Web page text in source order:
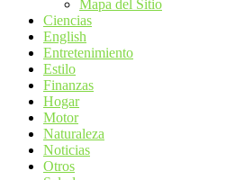
Mapa del Sitio
Ciencias
English
Entretenimiento
Estilo
Finanzas
Hogar
Motor
Naturaleza
Noticias
Otros